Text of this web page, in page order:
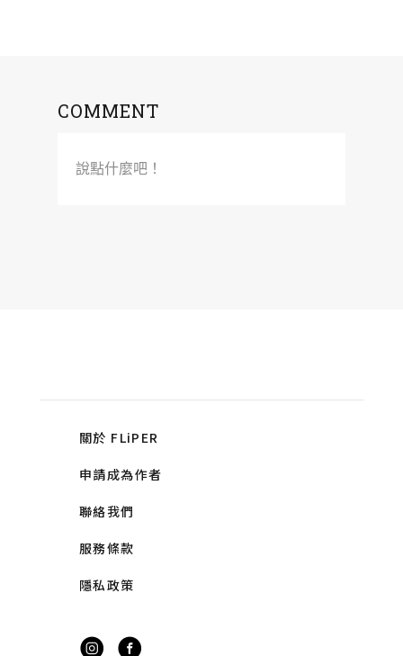
COMMENT
說點什麼吧！
關於 FLiPER
申請成為作者
聯絡我們
服務條款
隱私政策